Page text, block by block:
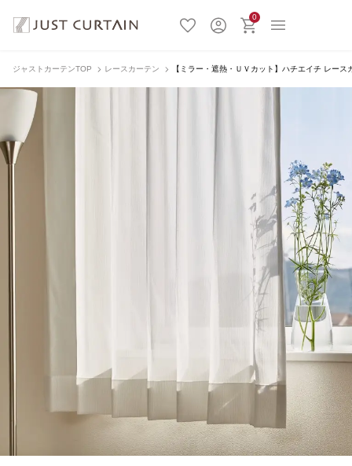
0
ジャストカーテンTOP レースカーテン 【ミラー・遮熱・ＵＶカット】ハチエイチ レー